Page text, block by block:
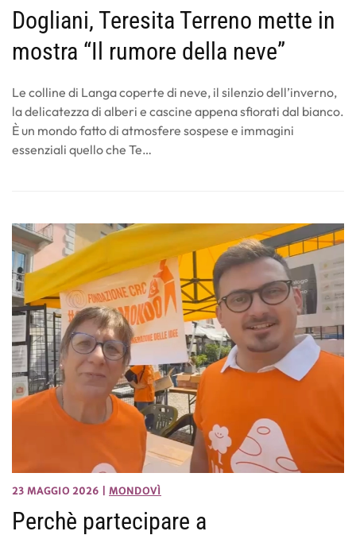
Dogliani, Teresita Terreno mette in
mostra “Il rumore della neve”
Le colline di Langa coperte di neve, il silenzio dell’inverno,
la delicatezza di alberi e cascine appena sfiorati dal bianco.
È un mondo fatto di atmosfere sospese e immagini
essenziali quello che Te…
23 MAGGIO 2026 MONDOVÌ
Perchè partecipare a